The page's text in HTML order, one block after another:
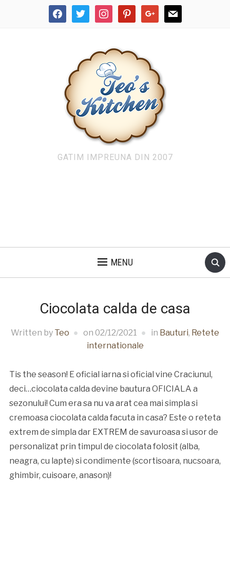
facebooktwitter instagrampinterestgoogle mail
GATIM IMPREUNA DIN 2007
MENU
Ciocolata calda de casa
Written by Teo on 02/12/2021 in Bauturi, Retete
internationale
Tis the season! E oficial iarna si oficial vine Craciunul,
deci…ciocolata calda devine bautura OFICIALA a
sezonului! Cum era sa nu va arat cea mai simpla si
cremoasa ciocolata calda facuta in casa? Este o reteta
extrem de simpla dar EXTREM de savuroasa si usor de
personalizat prin timpul de ciocolata folosit (alba,
neagra, cu lapte) si condimente (scortisoara, nucsoara,
ghimbir, cuisoare, anason)!